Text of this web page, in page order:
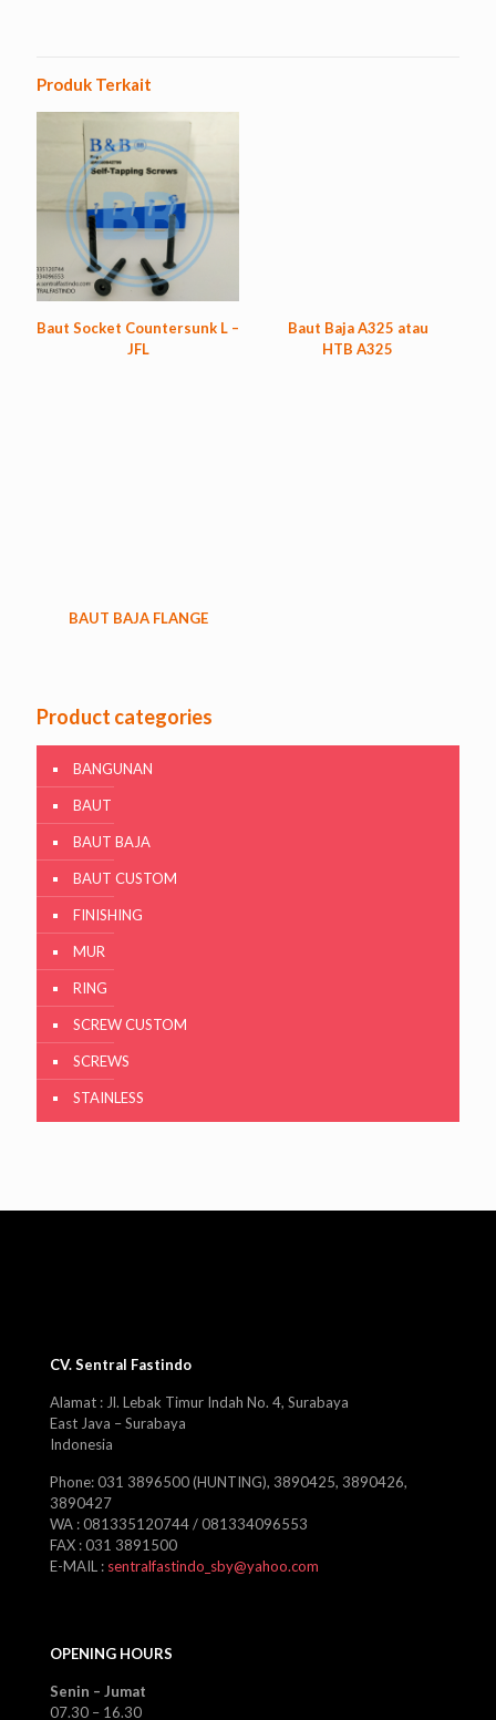
Produk Terkait
Baut Socket Countersunk L –
JFL
Baut Baja A325 atau
HTB A325
BAUT BAJA FLANGE
Product categories
BANGUNAN
BAUT
BAUT BAJA
BAUT CUSTOM
FINISHING
MUR
RING
SCREW CUSTOM
SCREWS
STAINLESS
CV. Sentral Fastindo
Alamat : Jl. Lebak Timur Indah No. 4, Surabaya
East Java – Surabaya
Indonesia
Phone: 031 3896500 (HUNTING), 3890425, 3890426,
3890427
WA : 081335120744 / 081334096553
FAX : 031 3891500
E-MAIL : sentralfastindo_sby@yahoo.com
OPENING HOURS
Senin – Jumat
07.30 – 16.30